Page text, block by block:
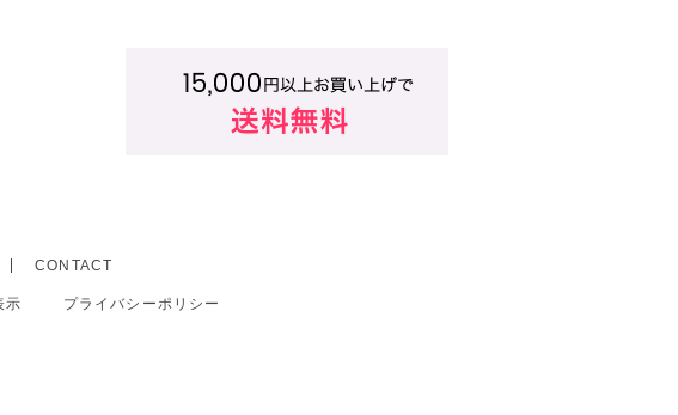
CONTACT
示 プライバシーポリシー